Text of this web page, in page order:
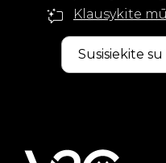
Klausykite
Susisiekite